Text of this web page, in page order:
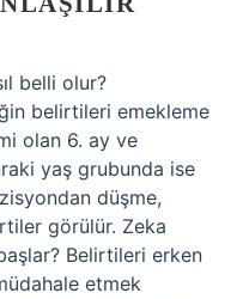
belli olur?
belirtileri emekleme
olan 6. ay ve
yaş grubunda ise
düşme,
görülür. Zeka
Belirtileri erken
etmek